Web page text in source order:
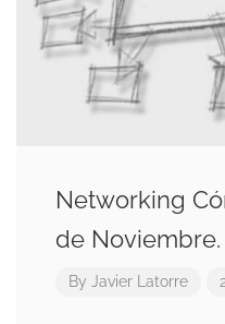
Networking
de Noviembre.
By Javier Latorre